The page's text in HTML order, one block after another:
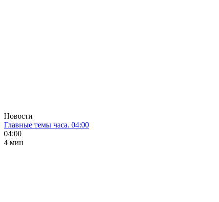
Новости
Главные темы часа. 04:00
04:00
4 мин